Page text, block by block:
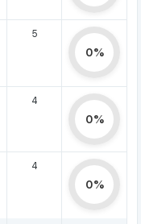
5
0%
4
0%
4
0%